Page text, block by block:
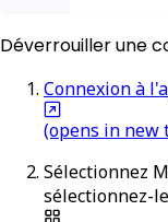
Déverrouiller une
Connexion à
(opens in new
Sélectionnez
sélectionnez-